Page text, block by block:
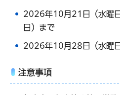
2026年10月21日（水曜
日）まで
2026年10月28日（水曜日
注意事項